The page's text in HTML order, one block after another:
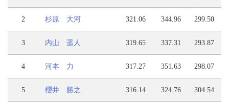
2 杉原 大河 321.06 344.96 299.50
3 内山 遥人 319.65 337.31 293.87
4 河本 力 317.27 351.63 298.07
5 櫻井 勝之 316.14 324.76 304.54